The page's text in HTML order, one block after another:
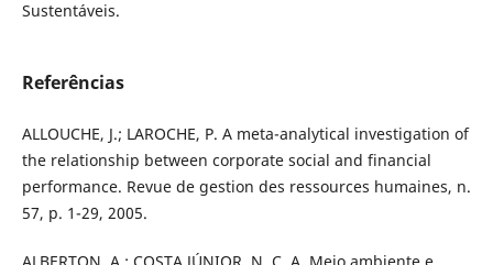
Sustentáveis.
Referências
ALLOUCHE, J.; LAROCHE, P. A meta-analytical investigation of
the relationship between corporate social and financial
performance. Revue de gestion des ressources humaines, n.
57, p. 1-29, 2005.